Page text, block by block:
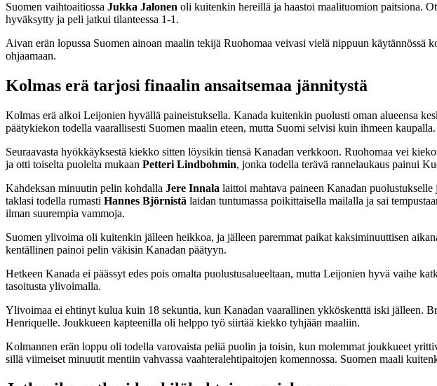
Suomen vaihtoaitiossa Jukka Jalonen oli kuitenkin hereillä ja haastoi maalituomion paitsiona.
hyväksytty ja peli jatkui tilanteessa 1-1.
Aivan erän lopussa Suomen ainoan maalin tekijä Ruohomaa veivasi vielä nippuun
ohjaamaan.
Kolmas erä tarjosi finaalin ansaitsemaa jännitystä
Kolmas erä alkoi Leijonien hyvällä paineistuksella. Kanada kuitenkin puolusti oman alueensa
päätykiekon todella vaarallisesti Suomen maalin eteen, mutta Suomi selvisi kuin ihmeen kaupalla.
Seuraavasta hyökkäyksestä kiekko sitten löysikin tiensä Kanadan verkkoon. Ruohomaa vei
ja otti toiselta puolelta mukaan Petteri Lindbohmin, jonka todella terävä rannelaukaus painui
Kahdeksan minuutin pelin kohdalla Jere Innala laittoi mahtava paineen Kanadan
taklasi todella rumasti Hannes Björnistä laidan tuntumassa poikittaisella mailalla ja sai
ilman suurempia vammoja.
Suomen ylivoima oli kuitenkin jälleen heikkoa, ja jälleen paremmat paikat kaksiminuuttisen
kentällinen painoi pelin väkisin Kanadan päätyyn.
Hetkeen Kanada ei päässyt edes pois omalta puolustusalueeltaan, mutta Leijonien hyvä vaihe
tasoitusta ylivoimalla.
Ylivoimaa ei ehtinyt kulua kuin 18 sekuntia, kun Kanadan vaarallinen ykköskenttä iski jälleen.
Henriquelle. Joukkueen kapteenilla oli helppo työ siirtää kiekko tyhjään maaliin.
Kolmannen erän loppu oli todella varovaista peliä puolin ja toisin, kun molemmat joukkueet
sillä viimeiset minuutit mentiin vahvassa vaahteralehtipaitojen komennossa. Suomen maali